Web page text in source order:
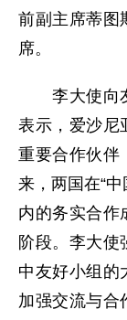
前副主席蒂图
席。
李大使向友
表示，爱沙尼
重要合作伙伴
来，两国在“
内的务实合作
阶段。李大使
中友好小组的
加强交流与合